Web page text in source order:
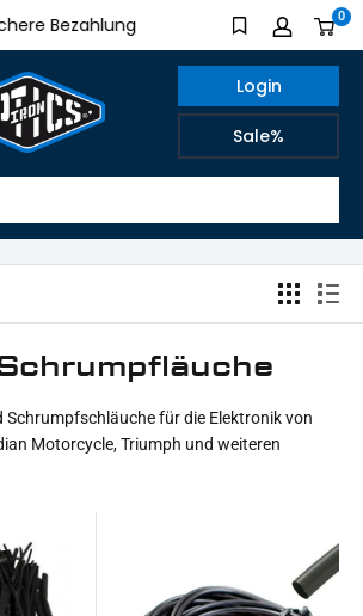
Bezahlung Aus eigener
0
Login
Sale%
Schrumpfschläuche für die Elektronik von
Motorcycle, Triumph und weiteren